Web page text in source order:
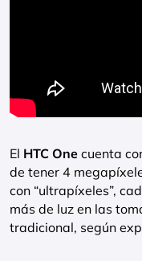
El HTC One cuenta
de tener 4
con “ultrapíxeles”,
más de luz en las
tradicional, según